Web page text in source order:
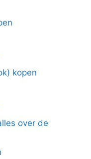
kopen
over de